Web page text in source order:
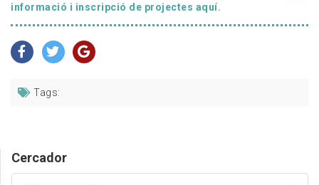
informació i inscripció de projectes aquí.
Tags:
Cercador